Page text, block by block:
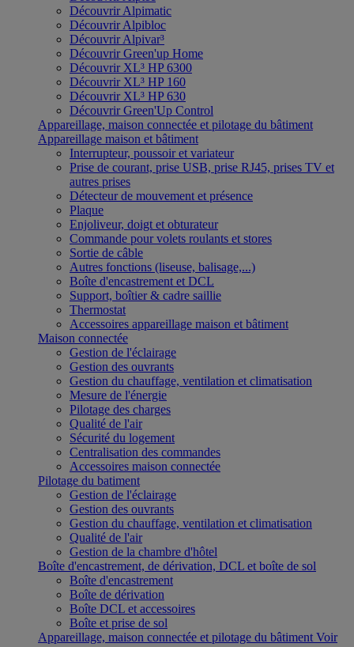
Découvrir Alpimatic
Découvrir Alpibloc
Découvrir Alpivar³
Découvrir Green'up Home
Découvrir XL³ HP 6300
Découvrir XL³ HP 160
Découvrir XL³ HP 630
Découvrir Green'Up Control
Appareillage, maison connectée et pilotage du bâtiment
Appareillage maison et bâtiment
Interrupteur, poussoir et variateur
Prise de courant, prise USB, prise RJ45, prises TV et
autres prises
Détecteur de mouvement et présence
Plaque
Enjoliveur, doigt et obturateur
Commande pour volets roulants et stores
Sortie de câble
Autres fonctions (liseuse, balisage,...)
Boîte d'encastrement et DCL
Support, boîtier & cadre saillie
Thermostat
Accessoires appareillage maison et bâtiment
Maison connectée
Gestion de l'éclairage
Gestion des ouvrants
Gestion du chauffage, ventilation et climatisation
Mesure de l'énergie
Pilotage des charges
Qualité de l'air
Sécurité du logement
Centralisation des commandes
Accessoires maison connectée
Pilotage du batiment
Gestion de l'éclairage
Gestion des ouvrants
Gestion du chauffage, ventilation et climatisation
Qualité de l'air
Gestion de la chambre d'hôtel
Boîte d'encastrement, de dérivation, DCL et boîte de sol
Boîte d'encastrement
Boîte de dérivation
Boîte DCL et accessoires
Boîte et prise de sol
Appareillage, maison connectée et pilotage du bâtiment Voir